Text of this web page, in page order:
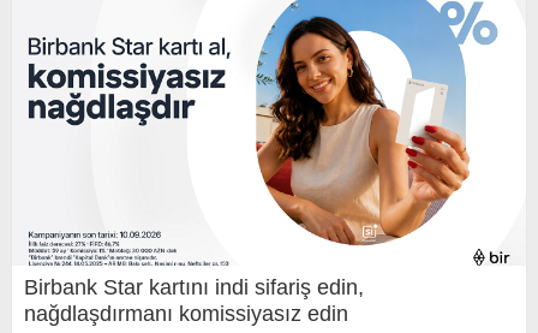
Birbank Star kartını indi sifariş edin,
nağdlaşdırmanı komissiyasız edin